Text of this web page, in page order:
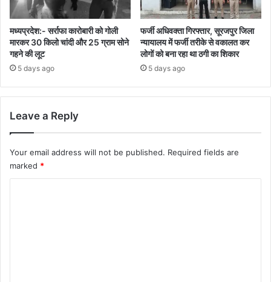
मध्यप्रदेश:- सर्राफा कारोबारी को गोली
मारकर 30 किलो चांदी और 25 ग्राम सोने
गहने की लूट
5 days ago
फर्जी अधिवक्ता गिरफ्तार, सूरजपुर जिला
न्यायालय में फर्जी तरीके से वकालत कर
लोगों को बना रहा था ठगी का शिकार
5 days ago
Leave a Reply
Your email address will not be published. Required fields are
marked *